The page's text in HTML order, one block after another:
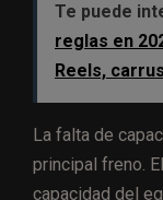
Te puede
reglas en
Reels,
La falta de
principal freno.
capacidad del